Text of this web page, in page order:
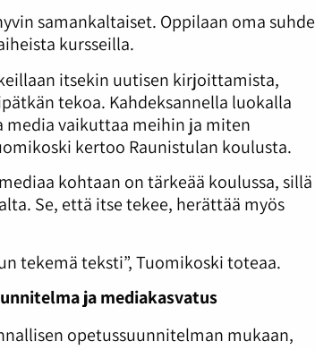
samankaltaiset. Oppilaan oma suhde
kursseilla.
itsekin uutisen kirjoittamista,
tekoa. Kahdeksannella luokalla
media vaikuttaa meihin ja miten
kertoo Raunistulan koulusta.
kohtaan on tärkeää koulussa, sillä
Se, että itse tekee, herättää myös
tekemä teksti”, Tuomikoski toteaa.
ja mediakasvatus
opetussuunnitelman mukaan,